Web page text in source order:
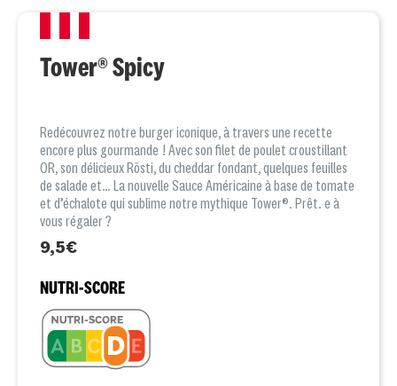
Tower® Spicy
Redécouvrez notre burger iconique, à travers une recette
encore plus gourmande ! Avec son filet de poulet croustillant
OR, son délicieux Rösti, du cheddar fondant, quelques feuilles
de salade et… La nouvelle Sauce Américaine à base de tomate
et d’échalote qui sublime notre mythique Tower®. Prêt. e à
vous régaler ?
9,5€
NUTRI-SCORE